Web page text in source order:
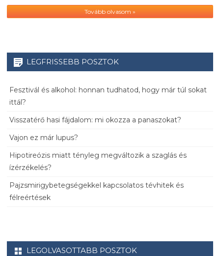
Tovább olvasom »
LEGFRISSEBB POSZTOK
Fesztivál és alkohol: honnan tudhatod, hogy már túl sokat
ittál?
Visszatérő hasi fájdalom: mi okozza a panaszokat?
Vajon ez már lupus?
Hipotireózis miatt tényleg megváltozik a szaglás és
ízérzékelés?
Pajzsmirigybetegségekkel kapcsolatos tévhitek és
félreértések
LEGOLVASOTTABB POSZTOK